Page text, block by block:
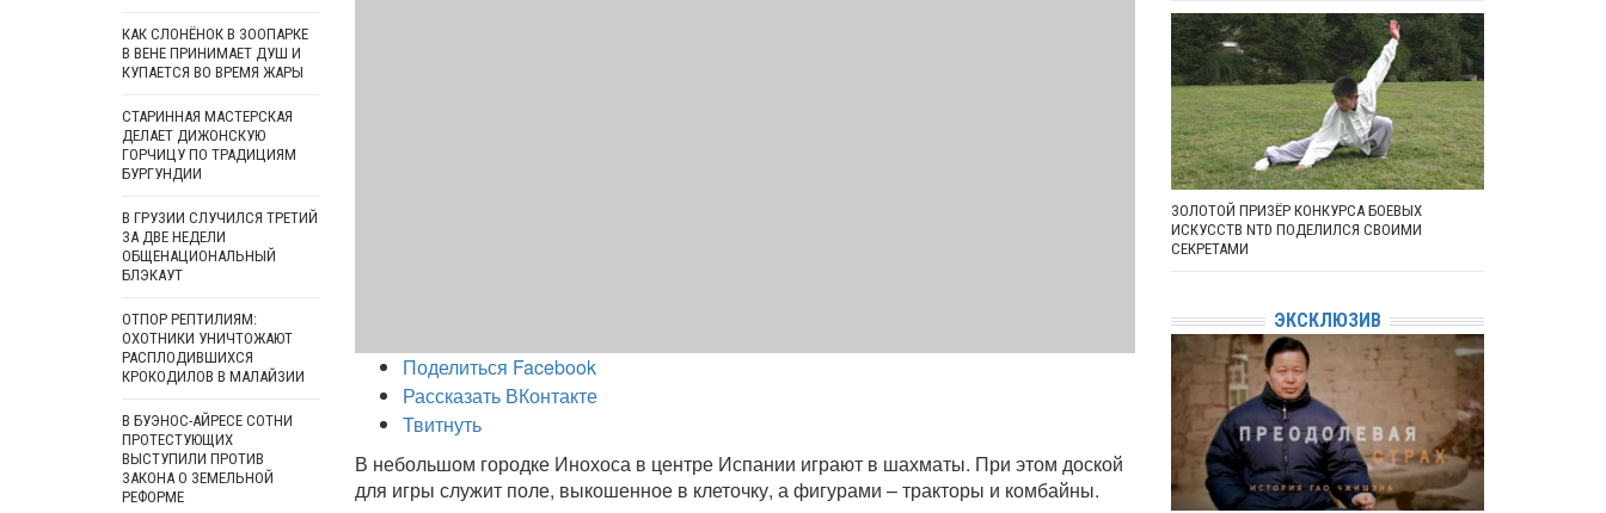
Поделиться Facebook
Рассказать ВКонтакте
Твитнуть
В небольшом городке Инохоса в центре Испании играют в шахматы. При этом доской
для игры служит поле, выкошенное в клеточку, а фигурами – тракторы и комбайны.
КАК СЛОНЁНОК В ЗООПАРКЕ
В ВЕНЕ ПРИНИМАЕТ ДУШ И
КУПАЕТСЯ ВО ВРЕМЯ ЖАРЫ
СТАРИННАЯ МАСТЕРСКАЯ
ДЕЛАЕТ ДИЖОНСКУЮ
ГОРЧИЦУ ПО ТРАДИЦИЯМ
БУРГУНДИИ
В ГРУЗИИ СЛУЧИЛСЯ ТРЕТИЙ
ЗА ДВЕ НЕДЕЛИ
ОБЩЕНАЦИОНАЛЬНЫЙ
БЛЭКАУТ
ОТПОР РЕПТИЛИЯМ:
ОХОТНИКИ УНИЧТОЖАЮТ
РАСПЛОДИВШИХСЯ
КРОКОДИЛОВ В МАЛАЙЗИИ
В БУЭНОС-АЙРЕСЕ СОТНИ
ПРОТЕСТУЮЩИХ
ВЫСТУПИЛИ ПРОТИВ
ЗАКОНА О ЗЕМЕЛЬНОЙ
РЕФОРМЕ
ЗОЛОТОЙ ПРИЗЁР КОНКУРСА БОЕВЫХ
ИСКУССТВ NTD ПОДЕЛИЛСЯ СВОИМИ
СЕКРЕТАМИ
ЭКСКЛЮЗИВ